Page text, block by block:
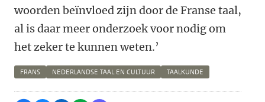
woorden beïnvloed zijn door de Franse taal,
al is daar meer onderzoek voor nodig om
het zeker te kunnen weten.’
FRANS NEDERLANDSE TAAL EN CULTUUR TAALKUNDE